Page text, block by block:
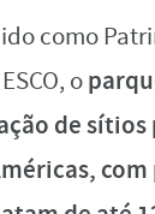
como
o
de sítios